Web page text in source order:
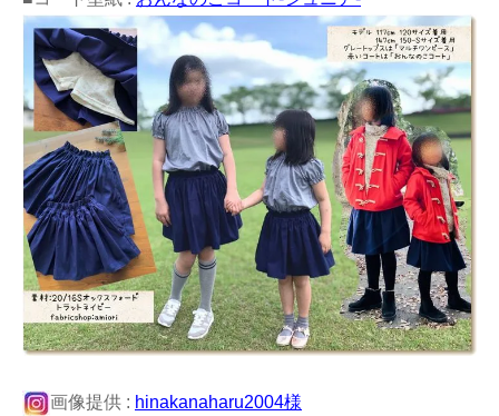
画像提供 : hinakanaharu2004様